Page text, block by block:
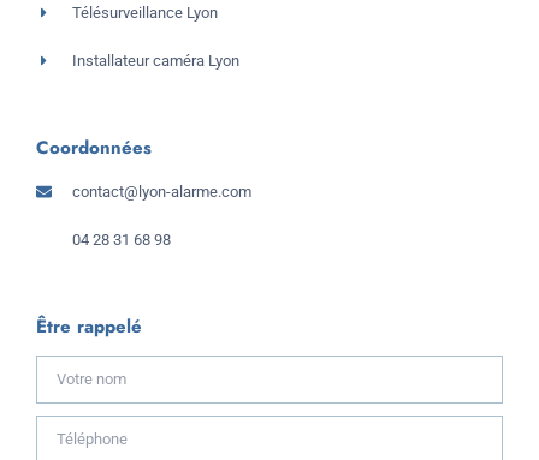
Télésurveillance Lyon
Installateur caméra Lyon
Coordonnées
contact@lyon-alarme.com
04 28 31 68 98
Être rappelé